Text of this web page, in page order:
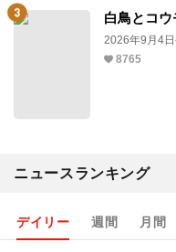
白鳥とコウ
2026年9月4日
8765
ニュースランキング
デイリー 週間 月間